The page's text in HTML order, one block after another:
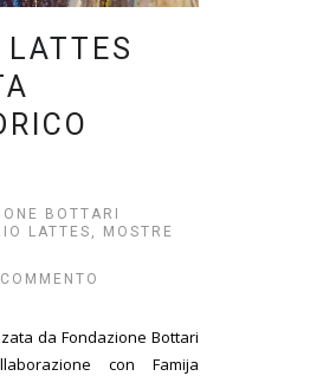
LATTES
BOTTARI
LATTES MOSTRE
da Fondazione Bottari
con Famija